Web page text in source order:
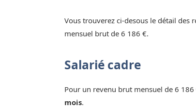
Vous trouverez ci-desous le détail des
mensuel brut de 6 186 €.
Salarié cadre
Pour un revenu brut mensuel de 6
mois.